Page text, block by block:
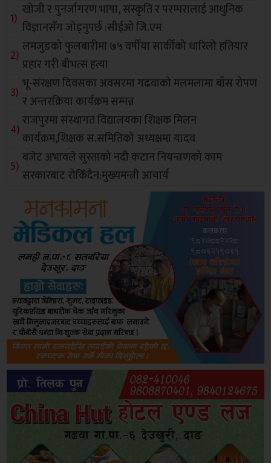
खोजी र पुनर्जागरण भाषा, संस्कृति र परम्परालाई आधुनिक
विज्ञानसँग जोड्नुपर्छ :सीईओ जि.एम
लमजुङको फुलबारीमा ७५ वर्षीया सार्कीको धारिलो हतियार
प्रहार गरी बीभत्स हत्या
भू-संरक्षण दिवसका अवसरमा गढवाको मलमलामा बाँस रोपण
र अन्तरक्रिया कार्यक्रम सम्पन्न
राजपुरमा संस्थागत विद्यालयका शिक्षक मिलन
कार्यक्रम,शिक्षक स.समितिको अध्यक्षमा यादव
बजेट अभावले सुस्ताको नदी कटान नियन्त्रणको काम
सरकारबाट रोकिँदैन:मुख्यमन्त्री आचार्य